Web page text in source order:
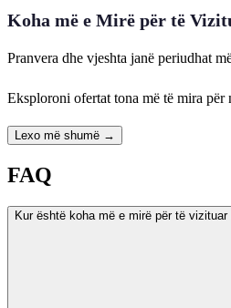
Koha më e Mirë për të
Pranvera dhe vjeshta janë periudhat
Eksploroni ofertat tona më të mira për
Lexo më shumë →
FAQ
Kur është koha më e mirë për të vizituar